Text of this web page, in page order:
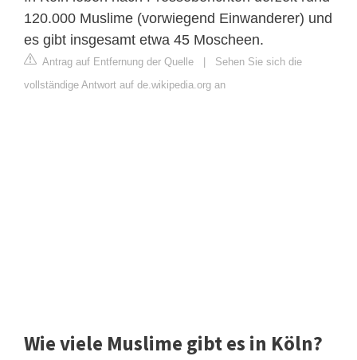
120.000 Muslime (vorwiegend Einwanderer) und
es gibt insgesamt etwa 45 Moscheen.
Antrag auf Entfernung der Quelle
Sehen Sie sich die
vollständige Antwort auf de.wikipedia.org an
Wie viele Muslime gibt es in Köln?